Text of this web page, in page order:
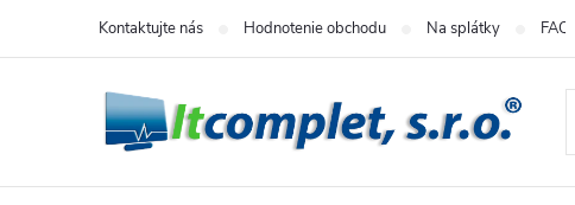
Kontaktujte nás Hodnotenie obchodu Na splátky FAQ